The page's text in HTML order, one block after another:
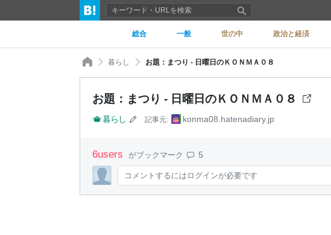
総合 一般 世の中 政治と経済
暮らし お題：まつり - 日曜日のＫＯＮＭＡ０８
お題：まつり - 日曜日のＫＯＮＭＡ０８
暮らし 記事元: konma08.hatenadiary.jp
6users がブックマーク 5
コメントするにはログインが必要です